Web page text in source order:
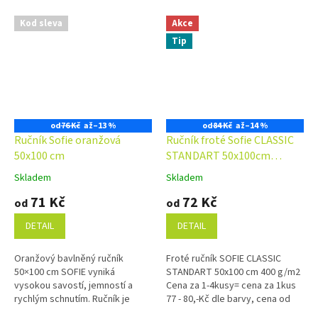
Kod sleva
od76 Kč až–13 %
Ručník Sofie oranžová
50x100 cm
Průměrné
produktu
4,9
5
hvězdiček.
Skladem
od 71 Kč
DETAIL
Oranžový bavlněný ručník
50×100 cm SOFIE vyniká
vysokou savostí, jemností a
rychlým schnutím. Ručník je
Akce
Tip
od84 Kč až–14 %
Ručník froté Sofie CLASSIC
STANDART 50x100cm
400g/m2
Průměrné
produktu
4,9
5
hvězdiček.
Skladem
od 72 Kč
DETAIL
Froté ručník SOFIE CLASSIC
STANDART 50x100 cm 400 g/m2
Cena za 1-4kusy= cena za 1kus
77 - 80,-Kč dle barvy, cena od